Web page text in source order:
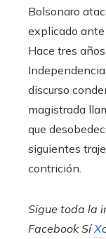
Bolsonaro
explicado ante
Hace tres
discurso
magistrada
que
siguientes
contrición.
Sigue toda la
FacebookSíX